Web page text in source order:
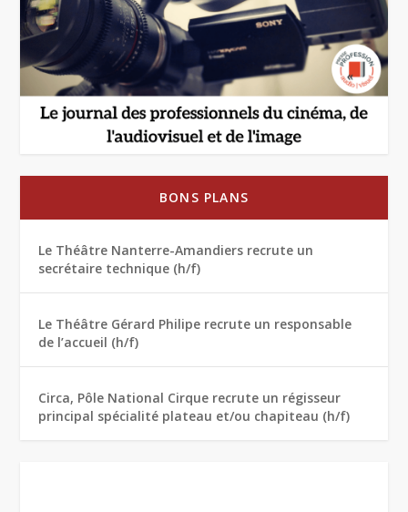
BONS PLANS
Le Théâtre Nanterre-Amandiers recrute un
secrétaire technique (h/f)
Le Théâtre Gérard Philipe recrute un responsable
de l’accueil (h/f)
Circa, Pôle National Cirque recrute un régisseur
principal spécialité plateau et/ou chapiteau (h/f)